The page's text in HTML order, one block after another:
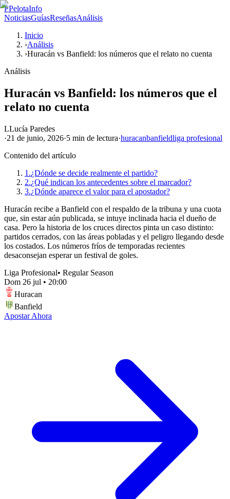
PPelotaInfo
NoticiasGuíasReseñasAnálisis
Inicio
›Análisis
›Huracán vs Banfield: los números que el relato no cuenta
Análisis
Huracán vs Banfield: los números que el
relato no cuenta
LLucía Paredes
·21 de junio, 2026·5 min de lectura·huracanbanfieldliga profesional
Contenido del artículo
1.¿Dónde se decide realmente el partido?
2.¿Qué indican los antecedentes sobre el marcador?
3.¿Dónde aparece el valor para el apostador?
Huracán recibe a Banfield con el respaldo de la tribuna y una cuota
que, sin estar aún publicada, se intuye inclinada hacia el dueño de
casa. Pero la historia de los cruces directos pinta un caso distinto:
partidos cerrados, con las áreas pobladas y el peligro llegando desde
los costados. Los números fríos de temporadas recientes
desaconsejan esperar un festival de goles.
Liga Profesional• Regular Season
Dom 26 jul • 20:00
Huracan
Banfield
Apostar Ahora